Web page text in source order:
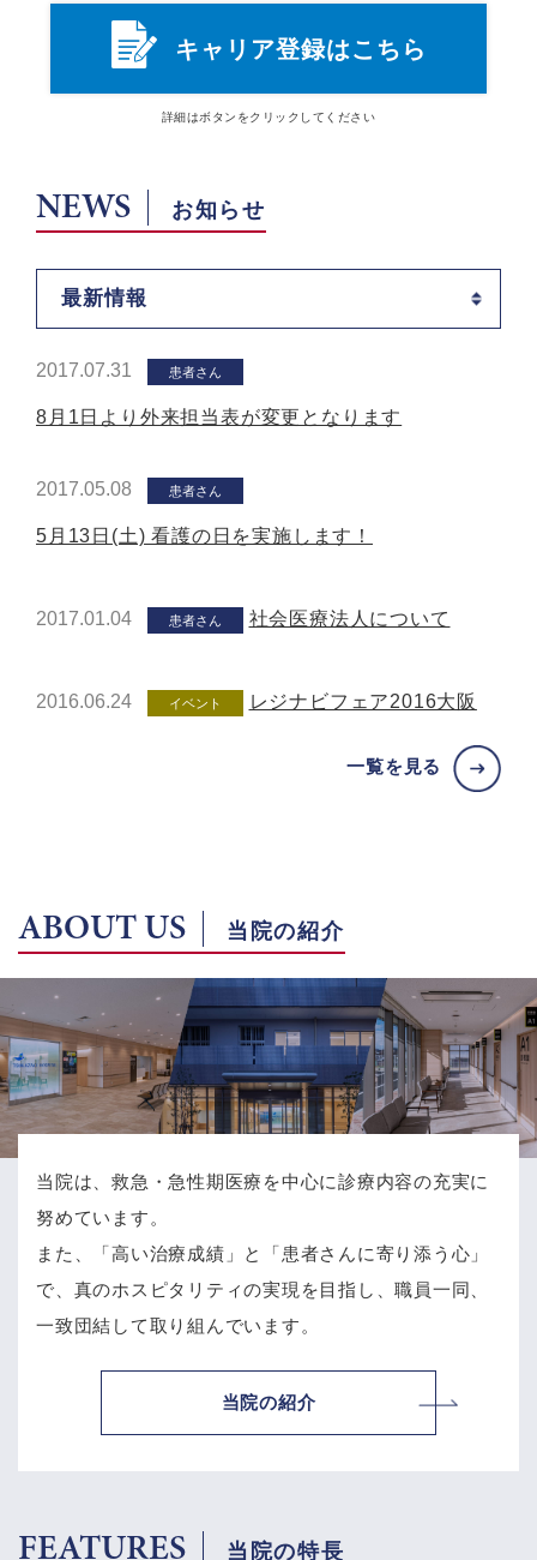
キャリア登録はこちら
詳細はボタン をクリックしてください
NEWS お知らせ
最新情報
2017.07.31 患者さん
8月1日より外来担当表が変更となります
2017.05.08 患者さん
5月13日(土) 看護の日を実施します！
2017.01.04 患者さん 社会医療法人について
2016.06.24 イベント レジナビフェア2016大阪
一覧を見る
ABOUT US 当院の紹介
当院は、救急・急性期医療を中心に診療内容の充実に
努めています。
また、「高い治療成績」と「患者さんに寄り添う心」
で、 真のホスピタリティの実現を目指し、職員一同、
一致団結して取り組んでいます。
当院の紹介
FEATURES 当院の特長